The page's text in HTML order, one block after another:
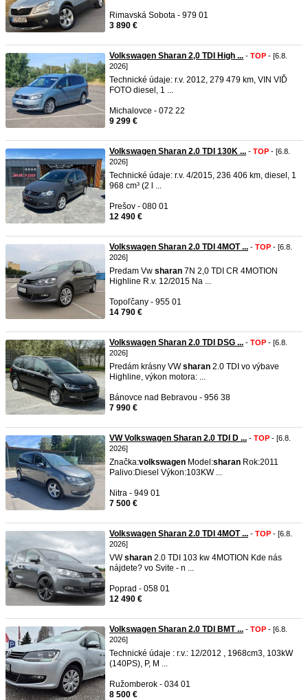
Rimavská Sobota - 979 01
3 890 €
Volkswagen Sharan 2,0 TDI High ... - TOP - [6.8.
2026]
Technické údaje: r.v. 2012, 279 479 km, VIN VIĎ
FOTO diesel, 1 ...
Michalovce - 072 22
9 299 €
Volkswagen Sharan 2.0 TDI 130K ... - TOP - [6.8.
2026]
Technické údaje: r.v. 4/2015, 236 406 km, diesel, 1
968 cm³ (2 l ...
Prešov - 080 01
12 490 €
Volkswagen Sharan 2.0 TDI 4MOT ... - TOP - [6.8.
2026]
Predam Vw sharan 7N 2,0 TDI CR 4MOTION
Highline R.v. 12/2015 Na ...
Topoľčany - 955 01
14 790 €
Volkswagen Sharan 2.0 TDI DSG ... - TOP - [6.8.
2026]
Predám krásny VWsharan 2.0 TDI vo výbave
Highline, výkon motora: ...
Bánovce nad Bebravou - 956 38
7 990 €
VW Volkswagen Sharan 2.0 TDI D ... - TOP - [6.8.
2026]
Značka:volkswagen Model:sharan Rok:2011
Palivo:Diesel Výkon:103KW ...
Nitra - 949 01
7 500 €
Volkswagen Sharan 2.0 TDI 4MOT ... - TOP - [6.8.
2026]
VWsharan 2.0 TDI 103 kw 4MOTION Kde nás
nájdete? vo Svite - n ...
Poprad - 058 01
12 490 €
Volkswagen Sharan 2.0 TDI BMT ... - TOP - [6.8.
2026]
Technické údaje : r.v.: 12/2012 , 1968cm3, 103kW
(140PS), P, M ...
Ružomberok - 034 01
8 500 €